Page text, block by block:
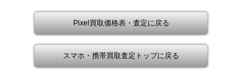
Pixel買取価格表・査定に戻る
スマホ・携帯買取査定トップに戻る